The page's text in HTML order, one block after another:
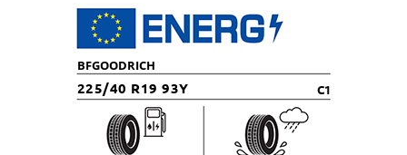
BFGOODRICH
225/40 R19 93Y C1